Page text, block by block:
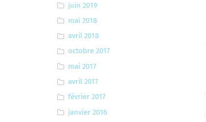
juin 2019
mai 2018
avril 2018
octobre 2017
mai 2017
avril 2017
février 2017
janvier 2016